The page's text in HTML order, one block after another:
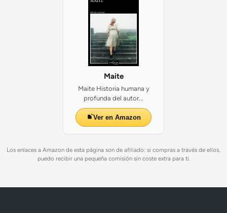
Maite
Maite Historia humana y
profunda del autor...
Ver en Amazon
Los enlaces a Amazon de esta página son de afiliado: si compras a través de ellos,
puedo recibir una pequeña comisión sin coste extra para ti.